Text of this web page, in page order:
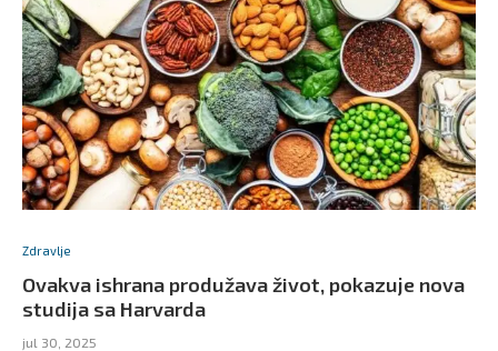
Zdravlje
Ovakva ishrana produžava život, pokazuje nova
studija sa Harvarda
jul 30, 2025